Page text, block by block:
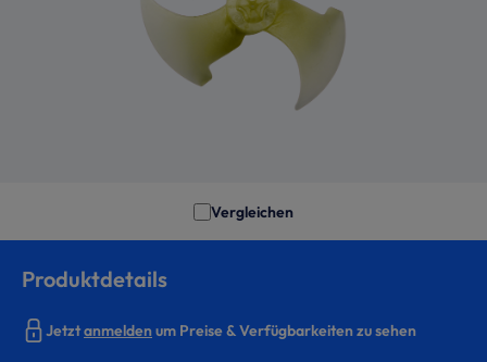
Vergleichen
Produktdetails
Jetztanmeldenum Preise & Verfügbarkeiten zu sehen